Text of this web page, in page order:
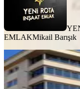
EMLAKMikail Barışık
KOMBİLİ